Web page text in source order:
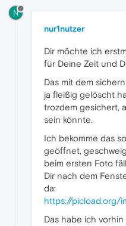
N
nur1nutzer
Dir möchte ich
für Deine Zeit und
Das mit dem
ja fleißig gelöscht
trozdem gesichert,
sein könnte.
Ich bekomme das
geöffnet,
beim ersten Foto
Dir nach dem
da:
https://picload.org/
Das habe ich